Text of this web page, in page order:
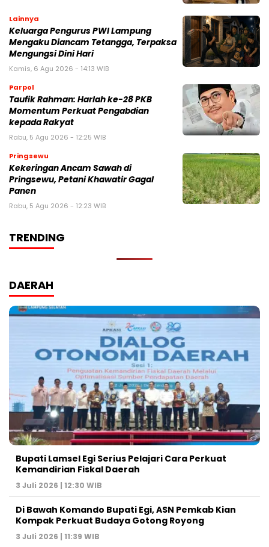
Lainnya
Keluarga Pengurus PWI Lampung
Mengaku Diancam Tetangga, Terpaksa
Mengungsi Dini Hari
Kamis, 6 Agu 2026 - 14:13 WIB
Parpol
Taufik Rahman: Harlah ke-28 PKB
Momentum Perkuat Pengabdian
kepada Rakyat
Rabu, 5 Agu 2026 - 12:25 WIB
Pringsewu
Kekeringan Ancam Sawah di
Pringsewu, Petani Khawatir Gagal
Panen
Rabu, 5 Agu 2026 - 12:23 WIB
TRENDING
DAERAH
Bupati Lamsel Egi Serius Pelajari Cara Perkuat
Kemandirian Fiskal Daerah
3 Juli 2026 | 12:30 WIB
Di Bawah Komando Bupati Egi, ASN Pemkab Kian
Kompak Perkuat Budaya Gotong Royong
3 Juli 2026 | 11:39 WIB